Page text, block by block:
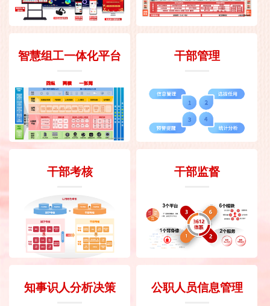
智慧组工一体化平台 干部管理
干部考核 干部监督
知事识人分析决策 公职人员信息管理